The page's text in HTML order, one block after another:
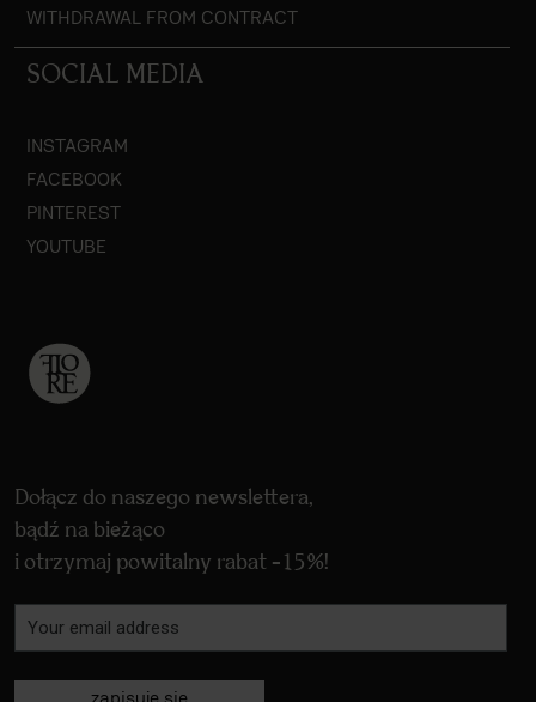
WITHDRAWAL FROM CONTRACT
SOCIAL MEDIA
INSTAGRAM
FACEBOOK
PINTEREST
YOUTUBE
Dołącz do naszego newslettera,
bądź na bieżąco
i otrzymaj powitalny rabat -15%!